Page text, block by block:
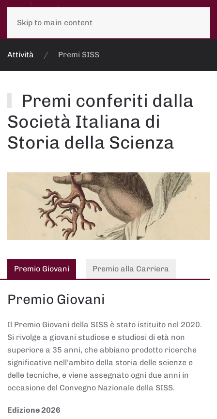
Skip to main content
Attività Premi SISS
Premi conferiti dalla
Società Italiana di
Storia della Scienza
Premio Giovani Premio alla Carriera
Premio Giovani
Il Premio Giovani della SISS è stato istituito nel 2020.
Si rivolge a giovani studiose e studiosi di età non
superiore a 35 anni, che abbiano prodotto ricerche
significative nell’ambito della storia delle scienze e
delle tecniche, e viene assegnato ogni due anni in
occasione del Convegno Nazionale della SISS.
Edizione 2026